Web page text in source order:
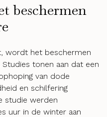
beschermen
wordt het beschermen
tonen aan dat een
van dode
en schilfering
studie werden
uur in de winter aan